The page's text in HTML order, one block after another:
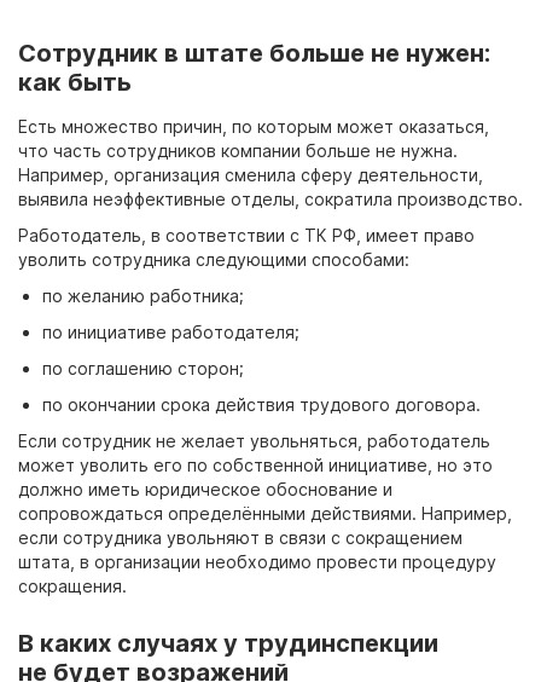
Сотрудник в штате больше не нужен:
как быть
Есть множество причин, по которым может оказаться,
что часть сотрудников компании больше не нужна.
Например, организация сменила сферу деятельности,
выявила неэффективные отделы, сократила производство.
Работодатель, в соответствии с ТК РФ, имеет право
уволить сотрудника следующими способами:
по желанию работника;
по инициативе работодателя;
по соглашению сторон;
по окончании срока действия трудового договора.
Если сотрудник не желает увольняться, работодатель
может уволить его по собственной инициативе, но это
должно иметь юридическое обоснование и
сопровождаться определёнными действиями. Например,
если сотрудника увольняют в связи с сокращением
штата, в организации необходимо провести процедуру
сокращения.
В каких случаях у трудинспекции
не будет возражений